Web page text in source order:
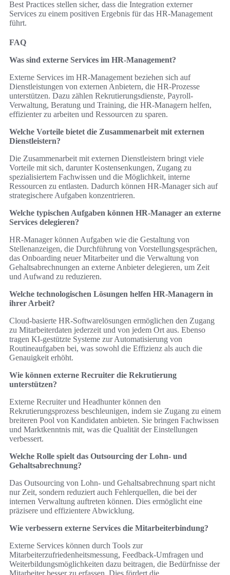
Best Practices stellen sicher, dass die Integration externer
Services zu einem positiven Ergebnis für das HR-Management
führt.
FAQ
Was sind externe Services im HR-Management?
Externe Services im HR-Management beziehen sich auf
Dienstleistungen von externen Anbietern, die HR-Prozesse
unterstützen. Dazu zählen Rekrutierungsdienste, Payroll-
Verwaltung, Beratung und Training, die HR-Managern helfen,
effizienter zu arbeiten und Ressourcen zu sparen.
Welche Vorteile bietet die Zusammenarbeit mit externen
Dienstleistern?
Die Zusammenarbeit mit externen Dienstleistern bringt viele
Vorteile mit sich, darunter Kostensenkungen, Zugang zu
spezialisiertem Fachwissen und die Möglichkeit, interne
Ressourcen zu entlasten. Dadurch können HR-Manager sich auf
strategischere Aufgaben konzentrieren.
Welche typischen Aufgaben können HR-Manager an externe
Services delegieren?
HR-Manager können Aufgaben wie die Gestaltung von
Stellenanzeigen, die Durchführung von Vorstellungsgesprächen,
das Onboarding neuer Mitarbeiter und die Verwaltung von
Gehaltsabrechnungen an externe Anbieter delegieren, um Zeit
und Aufwand zu reduzieren.
Welche technologischen Lösungen helfen HR-Managern in
ihrer Arbeit?
Cloud-basierte HR-Softwarelösungen ermöglichen den Zugang
zu Mitarbeiterdaten jederzeit und von jedem Ort aus. Ebenso
tragen KI-gestützte Systeme zur Automatisierung von
Routineaufgaben bei, was sowohl die Effizienz als auch die
Genauigkeit erhöht.
Wie können externe Recruiter die Rekrutierung
unterstützen?
Externe Recruiter und Headhunter können den
Rekrutierungsprozess beschleunigen, indem sie Zugang zu einem
breiteren Pool von Kandidaten anbieten. Sie bringen Fachwissen
und Marktkenntnis mit, was die Qualität der Einstellungen
verbessert.
Welche Rolle spielt das Outsourcing der Lohn- und
Gehaltsabrechnung?
Das Outsourcing von Lohn- und Gehaltsabrechnung spart nicht
nur Zeit, sondern reduziert auch Fehlerquellen, die bei der
internen Verwaltung auftreten können. Dies ermöglicht eine
präzisere und effizientere Abwicklung.
Wie verbessern externe Services die Mitarbeiterbindung?
Externe Services können durch Tools zur
Mitarbeiterzufriedenheitsmessung, Feedback-Umfragen und
Weiterbildungsmöglichkeiten dazu beitragen, die Bedürfnisse der